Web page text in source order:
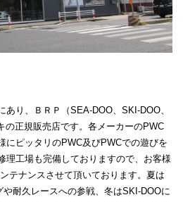
あり、ＢＲＰ（SEA-DOO、SKI-DOO、
の正規販売店です。各メーカーのPWC
にピッタリのPWC及びPWCでの遊びを
理工場も完備しておりますので、お客様
テナンスさせて頂いております。夏は
耐久レースへの参戦、冬はSKI-DOOに